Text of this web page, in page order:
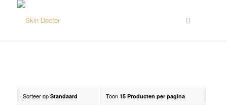
Sorteer op Standaard Toon 15 Producten per pagina